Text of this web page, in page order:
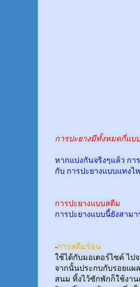
การปะยางมีทั้งหมดกี่แบ
หากแบ่งกันจริงๆแล้ว กา
กับ การปะยางแบบแทงไ
การปะยางแบบสตีม
การปะยางแบบนี้ยังสาม
-การสตีมร้อน
ใช้ได้กับมอเตอร์ไซค์ ไ
จากนั้นประกบกับรอยแผ
สนม ทิ้งไว้ซักพักก็ใช้งา